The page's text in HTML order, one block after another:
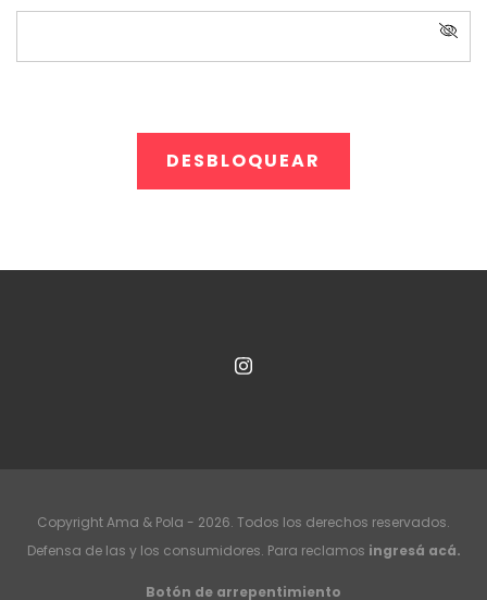
Copyright Ama & Pola - 2026. Todos los derechos reservados.
Defensa de las y los consumidores. Para reclamos ingresá acá.
Botón de arrepentimiento